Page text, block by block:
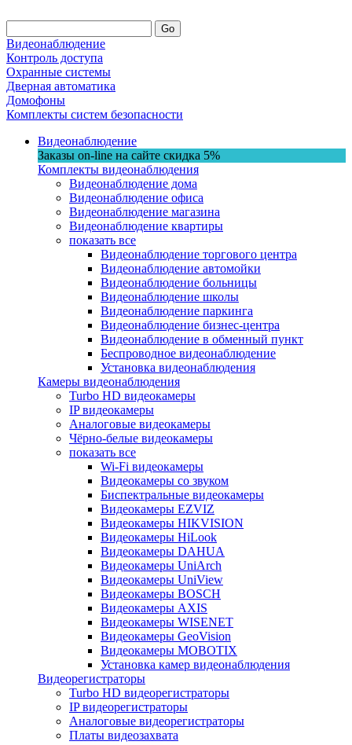
Go
Видеонаблюдение
Контроль доступа
Охранные системы
Дверная автоматика
Домофоны
Комплекты систем безопасности
Видеонаблюдение
Заказы on-line на сaйте скидка 5%
Комплекты видеонаблюдения
Видеонаблюдение дома
Видеонаблюдение офиса
Видеонаблюдение магазина
Видеонаблюдение квартиры
показать все
Видеонаблюдение торгового центра
Видеонаблюдение автомойки
Видеонаблюдение больницы
Видеонаблюдение школы
Видеонаблюдение паркинга
Видеонаблюдение бизнес-центра
Видеонаблюдение в обменный пункт
Беспроводное видеонаблюдение
Установка видеонаблюдения
Камеры видеонаблюдения
Turbo HD видеокамеры
IP видеокамеры
Аналоговые видеокамеры
Чёрно-белые видеокамеры
показать все
Wi-Fi видеокамеры
Видеокамеры со звуком
Биспектральные видеокамеры
Видеокамеры EZVIZ
Видеокамеры HIKVISION
Видеокамеры HiLook
Видеокамеры DAHUA
Видеокамеры UniArch
Видеокамеры UniView
Видеокамеры BOSCH
Видеокамеры AXIS
Видеокамеры WISENET
Видеокамеры GeoVision
Видеокамеры MOBOTIX
Установка камер видеонаблюдения
Видеорегистраторы
Turbo HD видеорегистраторы
IP видеорегистраторы
Аналоговые видеорегистраторы
Платы видеозахвата